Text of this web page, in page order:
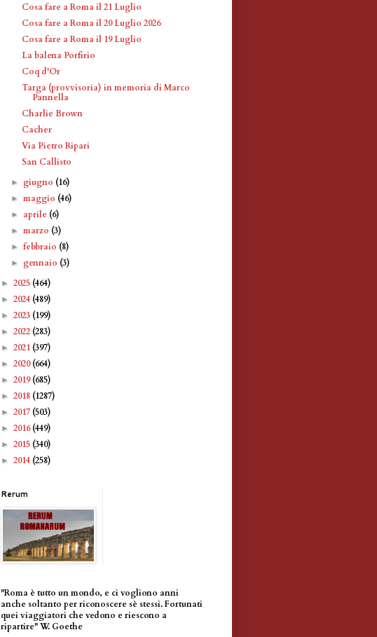
Cosa fare a Roma il 21 Luglio
Cosa fare a Roma il 20 Luglio 2026
Cosa fare a Roma il 19 Luglio
La balena Porfirio
Coq d'Or
Targa (provvisoria) in memoria di Marco
Pannella
Charlie Brown
Cacher
Via Pietro Ripari
San Callisto
► giugno (16)
►maggio (46)
► aprile (6)
►marzo (3)
►febbraio (8)
► gennaio (3)
► 2025 (464)
► 2024 (489)
► 2023 (199)
► 2022 (283)
► 2021 (397)
► 2020(664)
► 2019(685)
► 2018 (1287)
► 2017 (503)
► 2016(449)
► 2015 (340)
► 2014 (258)
Rerum
"Roma è tutto un mondo, e ci vogliono anni
anche soltanto per riconoscere sè stessi. Fortunati
quei viaggiatori che vedono e riescono a
ripartire" W. Goethe